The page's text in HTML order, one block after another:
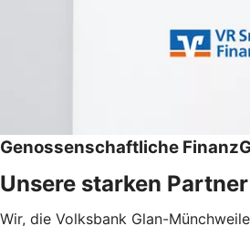
Genossenschaftliche
Unsere starken Partner
Wir, die Volksbank Glan-